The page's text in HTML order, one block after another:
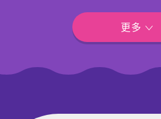
更多